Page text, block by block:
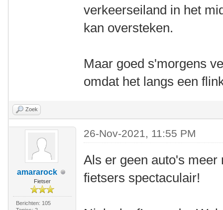
verkeerseiland in het
kan oversteken.
Maar goed s'morgens
omdat het langs een
Zoek
amararock
Fietser
Berichten: 105
26-Nov-2021, 11:55 PM
Als er geen auto's
fietsers spectaculair!